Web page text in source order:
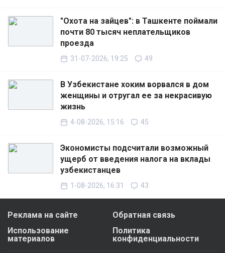
"Охота на зайцев": в Ташкенте поймали
почти 80 тысяч неплательщиков
проезда
31-07-2026, 19:25 49
В Узбекистане хоким ворвался в дом
женщины и отругал ее за некрасивую
жизнь
4-08-2026, 15:16 45
Экономисты подсчитали возможный
ущерб от введения налога на вклады
узбекистанцев
1-08-2026, 16:31 43
Реклама на сайте
Обратная связь
Использование
материалов
Политика
конфиденциальности